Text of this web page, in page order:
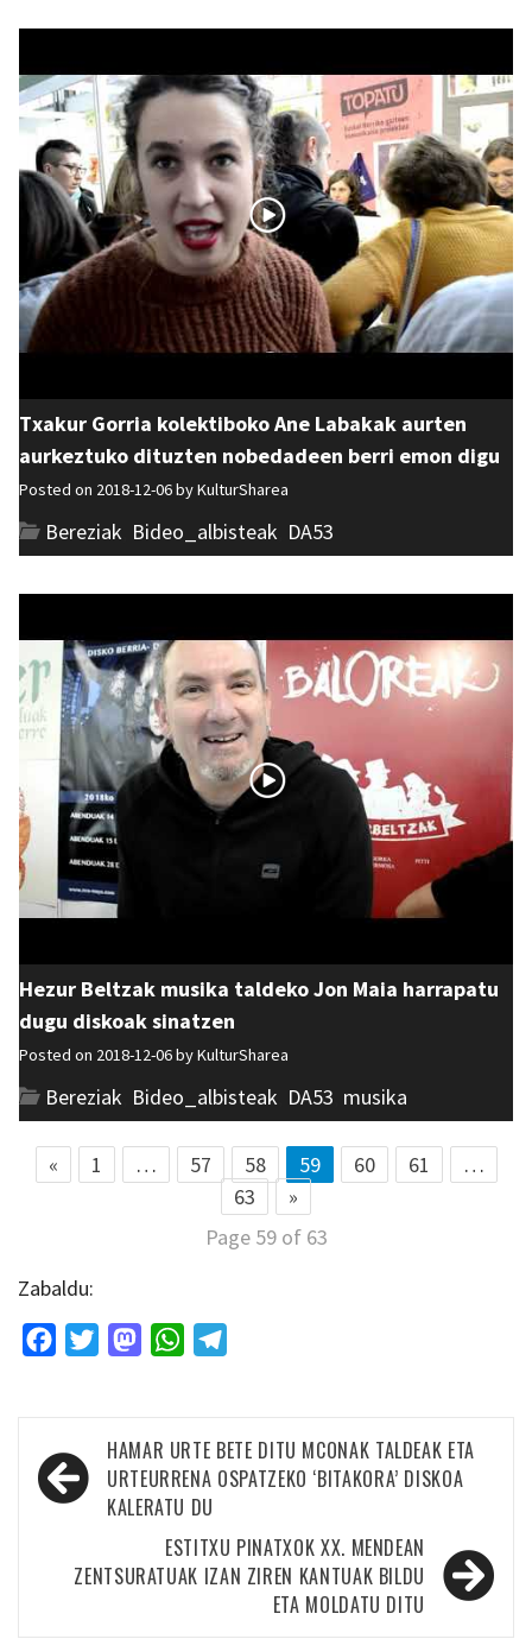
Txakur Gorria kolektiboko Ane Labakak aurten
aurkeztuko dituzten nobedadeen berri emon digu
Posted on 2018-12-06 byKulturSharea
Bereziak Bideo_albisteak DA53
Hezur Beltzak musika taldeko Jon Maia harrapatu
dugu diskoak sinatzen
Posted on 2018-12-06 byKulturSharea
Bereziak Bideo_albisteak DA53 musika
« 1 … 57 58 59 60 61
…
63
»
Page 59 of 63
Zabaldu:
FacebookTwitterMastodonWhatsApp
Bidalketetan
zehar
nabigatu
HAMAR URTE BETE DITU MCONAK TALDEAK ETA
URTEURRENA OSPATZEKO ‘BITAKORA’ DISKOA
KALERATU DU
ESTITXU PINATXOK XX. MENDEAN
ZENTSURATUAK IZAN ZIREN KANTUAK BILDU
ETA MOLDATU DITU